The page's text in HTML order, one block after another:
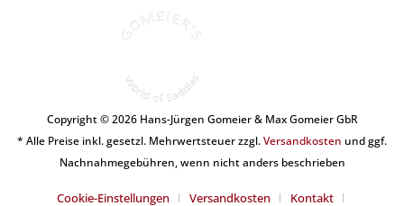
Copyright © 2026 Hans-Jürgen Gomeier & Max Gomeier GbR
* Alle Preise inkl. gesetzl. Mehrwertsteuer zzgl.Versandkosten und ggf.
Nachnahmegebühren, wenn nicht anders beschrieben
Cookie-Einstellungen Versandkosten Kontakt